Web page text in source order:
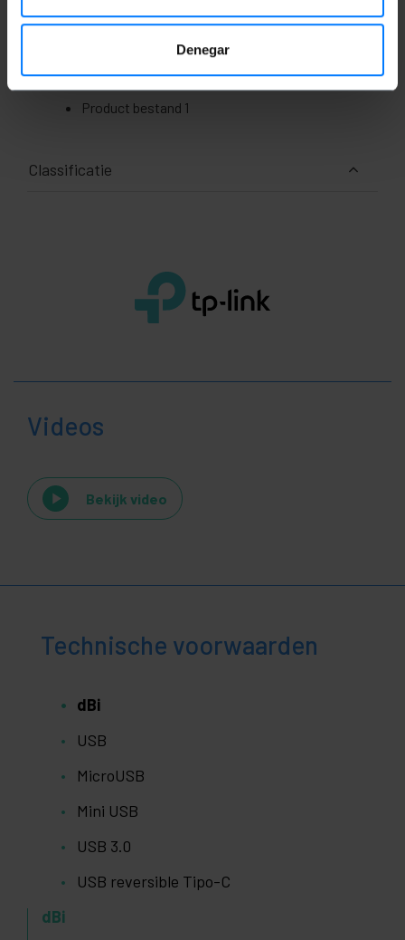
Denegar
Product bestand 1
Classificatie
Videos
Bekijk video
Technische voorwaarden
dBi
USB
MicroUSB
Mini USB
USB 3.0
USB reversible Tipo-C
dBi